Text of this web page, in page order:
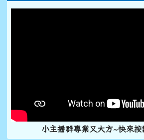
小主播群專業又大方~快來按